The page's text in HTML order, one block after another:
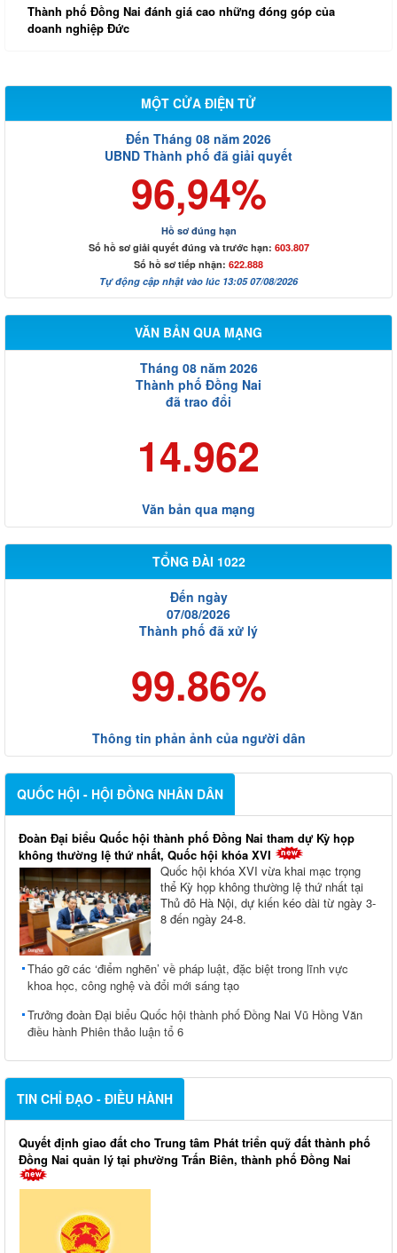
Thành phố Đồng Nai đánh giá cao những đóng góp của
doanh nghiệp Đức
MỘT CỬA ĐIỆN TỬ
Đến Tháng 08 năm 2026
UBND Thành phố đã giải quyết
96,94%
Hồ sơ đúng hạn
Số hồ sơ giải quyết đúng và trước hạn: 603.807
Số hồ sơ tiếp nhận: 622.888
Tự động cập nhật vào lúc 13:05 07/08/2026
VĂN BẢN QUA MẠNG
Tháng 08 năm 2026
Thành phố Đồng Nai
đã trao đổi
14.962
Văn bản qua mạng
TỔNG ĐÀI 1022
Đến ngày
07/08/2026
Thành phố đã xử lý
99.86%
Thông tin phản ảnh của người dân
QUỐC HỘI - HỘI ĐỒNG NHÂN DÂN
Đoàn Đại biểu Quốc hội thành phố Đồng Nai tham dự Kỳ họp
không thường lệ thứ nhất, Quốc hội khóa XVI
Quốc hội khóa XVI vừa khai mạc trọng
thể Kỳ họp không thường lệ thứ nhất tại
Thủ đô Hà Nội, dự kiến kéo dài từ ngày 3-
8 đến ngày 24-8.
Tháo gỡ các ‘điểm nghẽn’ về pháp luật, đặc biệt trong lĩnh vực
khoa học, công nghệ và đổi mới sáng tạo
Trưởng đoàn Đại biểu Quốc hội thành phố Đồng Nai Vũ Hồng Văn
điều hành Phiên thảo luận tổ 6
TIN CHỈ ĐẠO - ĐIỀU HÀNH
Quyết định giao đất cho Trung tâm Phát triển quỹ đất thành phố
Đồng Nai quản lý tại phường Trấn Biên, thành phố Đồng Nai